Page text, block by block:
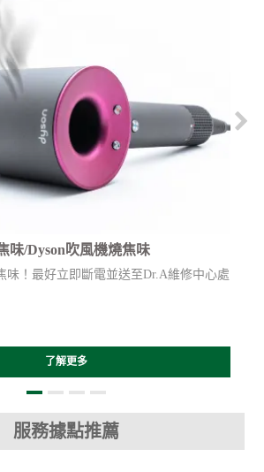
味/Dyson吹風機燒焦味
味！最好立即斷電並送至Dr.A維修中心處
了解更多
服務據點推薦